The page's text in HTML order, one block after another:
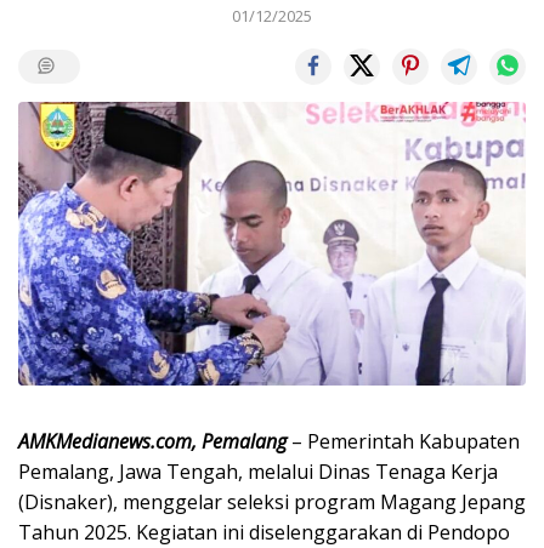
01/12/2025
AMKMedianews.com, Pemalang– Pemerintah Kabupaten
Pemalang, Jawa Tengah, melalui Dinas Tenaga Kerja
(Disnaker), menggelar seleksi program Magang Jepang
Tahun 2025. Kegiatan ini diselenggarakan di Pendopo